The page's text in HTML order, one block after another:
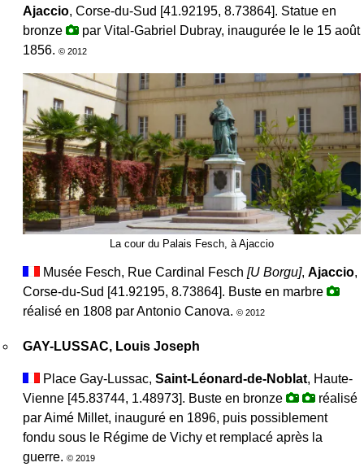
Ajaccio, Corse-du-Sud [41.92195, 8.73864]. Statue en
bronze
par Vital-Gabriel Dubray, inaugurée le le 15 août
1856. © 2012
La cour du Palais Fesch, à Ajaccio
Musée Fesch, Rue Cardinal Fesch [U Borgu], Ajaccio,
Corse-du-Sud [41.92195, 8.73864]. Buste en marbre
réalisé en 1808 par Antonio Canova. © 2012
GAY-LUSSAC, Louis Joseph
Place Gay-Lussac, Saint-Léonard-de-Noblat, Haute-
Vienne [45.83744, 1.48973]. Buste en bronze
réalisé
par Aimé Millet, inauguré en 1896, puis possiblement
fondu sous le Régime de Vichy et remplacé après la
guerre. © 2019